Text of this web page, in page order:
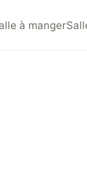
à manger